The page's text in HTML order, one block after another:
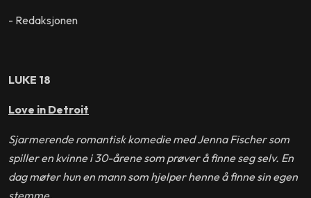
- Redaksjonen
LUKE 18
Love in Detroit
Sjarmerende romantisk komedie med Jenna Fischer som
spiller en kvinne i 30-årene som prøver å finne seg selv. En
dag møter hun en mann som hjelper henne å finne sin egen
stemme.